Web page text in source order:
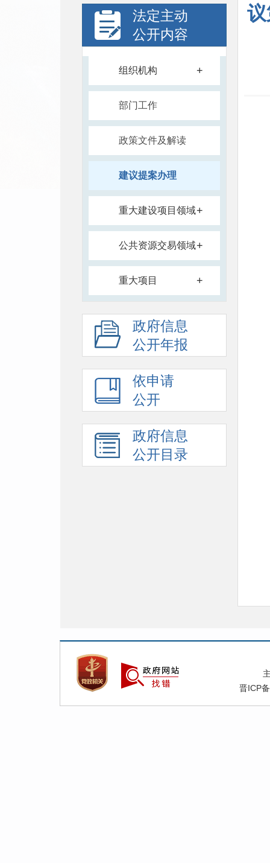
法定主动
公开内容
组织机构 +
部门工作
政策文件及解读
建议提案办理
重大建设项目领域+
公共资源交易领域+
重大项目 +
政府信息
公开年报
依申请
公开
政府信息
公开目录
晋ICP